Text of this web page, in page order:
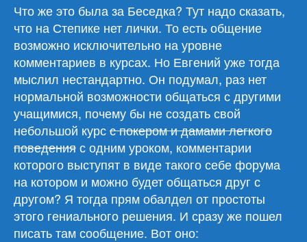
Что же это была за Беседка? Тут надо сказать,
что на Степике нет лички. То есть общение
возможно исключительно на уровне
комментариев в курсах. Но Евгений уже тогда
мыслил нестандартно. Он подумал, раз нет
нормальной возможности общаться с другими
учащимися, почему бы не создать свой
небольшой курсс покером и дамами легкого
поведенияс одним уроком, комментарии
которого выступят в виде такого себе форума
на котором и можно будет общаться друг с
другом? Я тогда прям обалдел от простоты
этого гениального решения. И сразу же пошел
писать там сообщение. Вот оно: